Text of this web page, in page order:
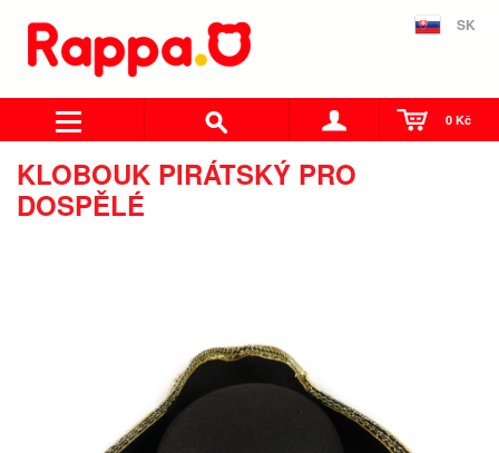
SK
0 Kč
KLOBOUK PIRÁTSKÝ PRO
DOSPĚLÉ